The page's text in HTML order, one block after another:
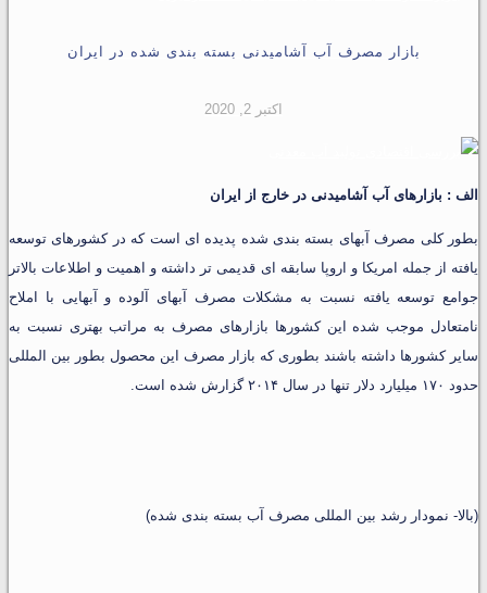
بازار مصرف آب آشامیدنی بسته بندی شده در ایران
اکتبر 2, 2020
الف : بازارهای آب آشامیدنی در خارج از ایران
بطور کلی مصرف آبهای بسته بندی شده پدیده ای است که در کشورهای توسعه
یافته از جمله امریکا و اروپا سابقه ای قدیمی تر داشته و اهمیت و اطلاعات بالاتر
جوامع توسعه یافته نسبت به مشکلات مصرف آبهای آلوده و آبهایی با املاح
نامتعادل موجب شده این کشورها بازارهای مصرف به مراتب بهتری نسبت به
سایر کشورها داشته باشند بطوری که بازار مصرف این محصول بطور بین المللی
حدود ۱۷۰ میلیارد دلار تنها در سال ۲۰۱۴ گزارش شده است.
(بالا- نمودار رشد بین المللی مصرف آب بسته بندی شده)